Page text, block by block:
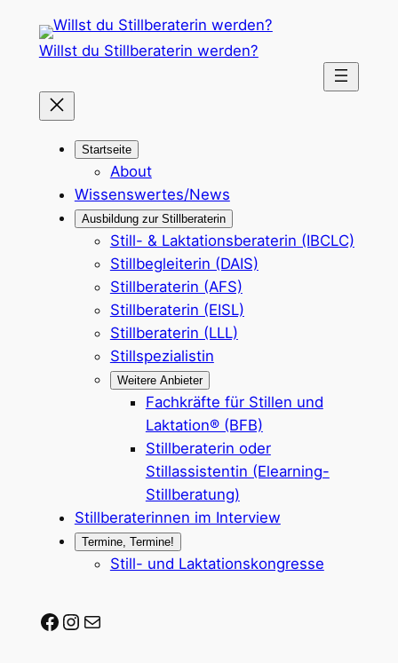
Inhalt
Willst du Stillberaterin werden?
Startseite
About
Wissenswertes/News
Ausbildung zur Stillberaterin
Still- & Laktationsberaterin (IBCLC)
Stillbegleiterin (DAIS)
Stillberaterin (AFS)
Stillberaterin (EISL)
Stillberaterin (LLL)
Stillspezialistin
Weitere Anbieter
Fachkräfte für Stillen und
Laktation® (BFB)
Stillberaterin oder
Stillassistentin (Elearning-
Stillberatung)
Stillberaterinnen im Interview
Termine, Termine!
Still- und Laktationskongresse
Stillberaterin-werden auf Facebook
Stillberaterin-werden auf Instagram
Mail-Adresse